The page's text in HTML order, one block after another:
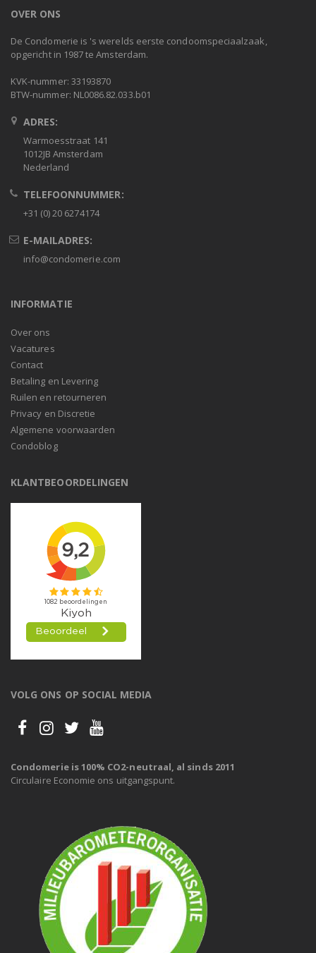
OVER ONS
De Condomerie is 's werelds eerste condoomspeciaalzaak,
opgericht in 1987 te Amsterdam.
KVK-nummer: 33193870
BTW-nummer: NL0086.82.033.b01
ADRES:
Warmoesstraat 141
1012JB Amsterdam
Nederland
TELEFOONNUMMER:
+31 (0) 20 6274174
E-MAILADRES:
info@condomerie.com
INFORMATIE
Over ons
Vacatures
Contact
Betaling en Levering
Ruilen en retourneren
Privacy en Discretie
Algemene voorwaarden
Condoblog
KLANTBEOORDELINGEN
VOLG ONS OP SOCIAL MEDIA
Condomerie is 100% CO2-neutraal, al sinds 2011
Circulaire Economie ons uitgangspunt.